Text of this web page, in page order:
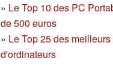
» Le Top 10 des PC
de 500 euros
» Le Top 25 des
d'ordinateurs